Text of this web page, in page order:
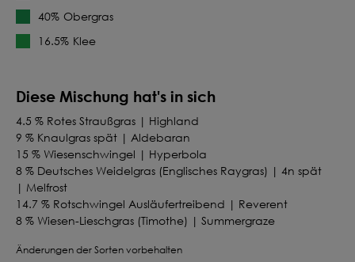
40% Obergras
16.5% Klee
Diese Mischung hat's in sich
4.5 % Rotes Straußgras | Highland
9 % Knaulgras spät | Aldebaran
15 % Wiesenschwingel | Hyperbola
8 % Deutsches Weidelgras (Englisches Raygras) | 4n spät
| Melfrost
14.7 % Rotschwingel Ausläufertreibend | Reverent
8 % Wiesen-Lieschgras (Timothe) | Summergraze
4.5 % Weißklee kleinblättrig | Rivendel
Änderungen der Sorten vorbehalten